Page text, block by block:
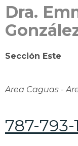
Dra.
Sección Este
Area Caguas -
787-793-